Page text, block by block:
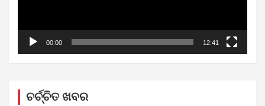
00:00 12:41
ଚର୍ଚ୍ଚିତ ଖବର